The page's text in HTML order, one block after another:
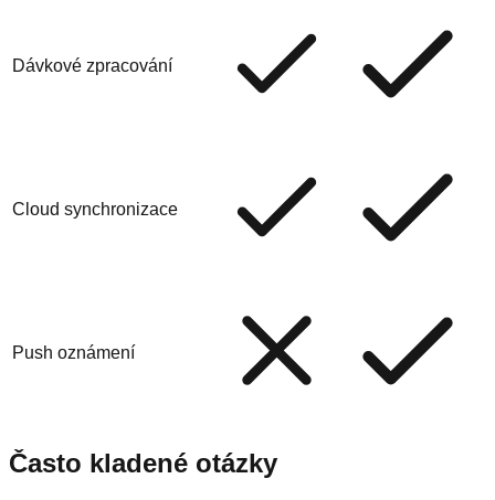
Dávkové zpracování
Cloud synchronizace
Push oznámení
Často kladené otázky